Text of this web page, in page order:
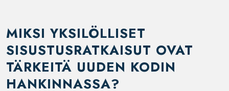
MIKSI YKSILÖLLISET
SISUSTUSRATKAISUT OVAT
TÄRKEITÄ UUDEN KODIN
HANKINNASSA?